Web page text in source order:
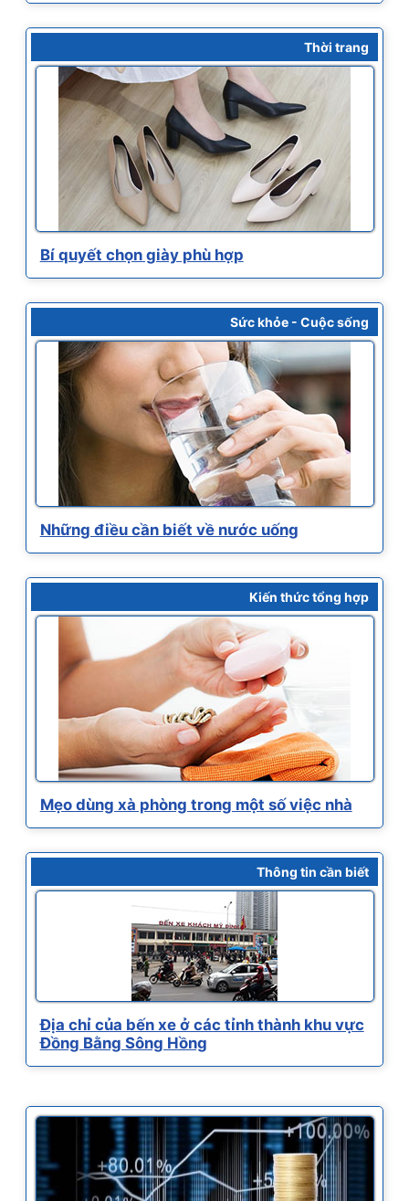
Thời trang
Bí quyết chọn giày phù hợp
Sức khỏe - Cuộc sống
Những điều cần biết về nước uống
Kiến thức tổng hợp
Mẹo dùng xà phòng trong một số việc nhà
Thông tin cần biết
Địa chỉ của bến xe ở các tỉnh thành khu vực
Đồng Bằng Sông Hồng